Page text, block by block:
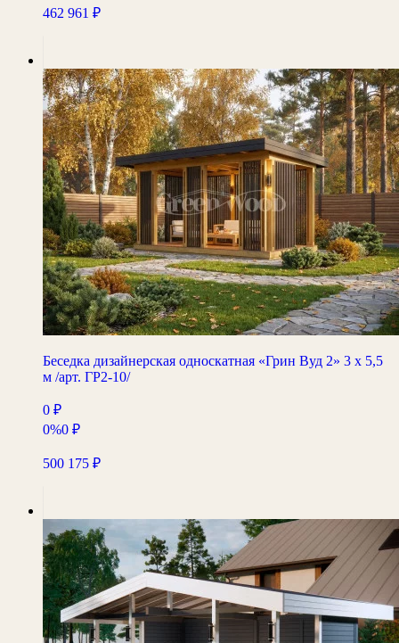
462 961 ₽
Беседка дизайнерская односкатная «Грин Вуд 2» 3 х 5,5
м /арт. ГР2-10/
0 ₽
0%0 ₽
500 175 ₽